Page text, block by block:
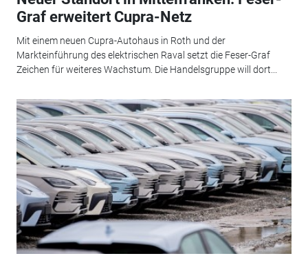
Graf erweitert Cupra-Netz
Mit einem neuen Cupra-Autohaus in Roth und der
Markteinführung des elektrischen Raval setzt die Feser-Graf
Zeichen für weiteres Wachstum. Die Handelsgruppe will dort...